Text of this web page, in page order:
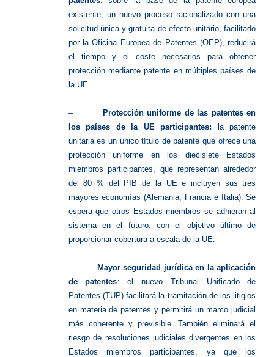
existente, un nuevo proceso racionalizado con una
solicitud única y gratuita de efecto unitario, facilitado
por la Oficina Europea de Patentes (OEP), reducirá
el tiempo y el coste necesarios para obtener
protección mediante patente en múltiples países de
la UE.
–
Protección uniforme de las patentes en
los países de la UE participantes: la patente
unitaria es un único título de patente que ofrece una
protección uniforme en los diecisiete Estados
miembros participantes, que representan alrededor
del 80 % del PIB de la UE e incluyen sus tres
mayores economías (Alemania, Francia e Italia). Se
espera que otros Estados miembros se adhieran al
sistema en el futuro, con el objetivo último de
proporcionar cobertura a escala de la UE.
–
Mayor seguridad jurídica en la aplicación
de patentes: el nuevo Tribunal Unificado de
Patentes (TUP) facilitará la tramitación de los litigios
en materia de patentes y permitirá un marco judicial
más coherente y previsible. También eliminará el
riesgo de resoluciones judiciales divergentes en los
Estados miembros participantes, ya que los